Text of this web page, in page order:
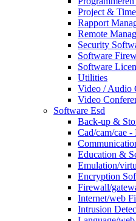
Project &
Rapport
Remote
Security
Software
Software
Utilities
Video / Audio
Video
Software Esd
Back-up &
Cad/cam/cae -
Education &
Emulation/
Encryption
Firewall/
Internet/web
Intrusion